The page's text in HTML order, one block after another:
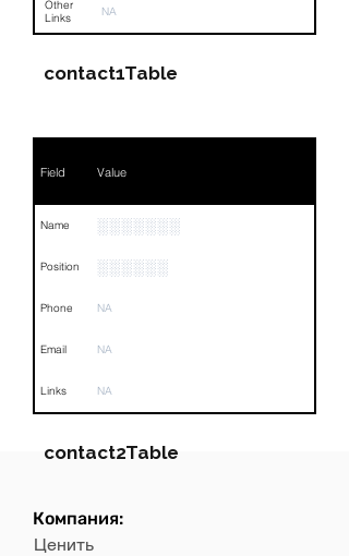
Other
Links
NA
contact1Table
Field Value
Name ░░░░░░░
Position ░░░░░░
Phone NA
Email NA
Links NA
contact2Table
Field
Компания:
Ценить